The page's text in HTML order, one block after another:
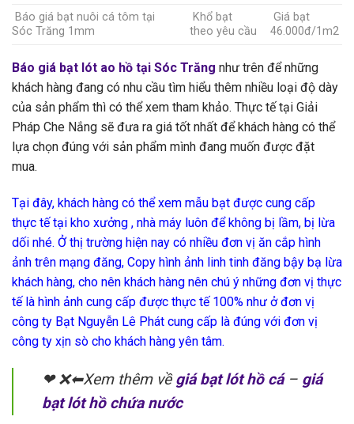
Báo giá bạt nuôi cá tôm tại
Sóc Trăng 1mm
Khổ bạt
theo yêu cầu
Giá bạt
46.000đ/1m2
Báo giá bạt lót ao hồ tại Sóc Trăng như trên để những
khách hàng đang có nhu cầu tìm hiểu thêm nhiều loại độ dày
của sản phẩm thì có thể xem tham khảo. Thực tế tại Giải
Pháp Che Nắng sẽ đưa ra giá tốt nhất để khách hàng có thể
lựa chọn đúng với sản phẩm mình đang muốn được đặt
mua.
Tại đây, khách hàng có thể xem mẫu bạt được cung cấp
thực tế tại kho xưởng , nhà máy luôn để không bị lầm, bị lừa
dối nhé. Ở thị trường hiện nay có nhiều đơn vị ăn cắp hình
ảnh trên mạng đăng, Copy hình ảnh linh tinh đăng bậy bạ lừa
khách hàng, cho nên khách hàng nên chú ý những đơn vị thực
tế là hình ảnh cung cấp được thực tế 100% như ở đơn vị
công ty Bạt Nguyễn Lê Phát cung cấp là đúng với đơn vị
công ty xịn sò cho khách hàng yên tâm.
❤ ❌⬅Xem thêm vềgiá bạt lót hồ cá– giá
bạt lót hồ chứa nước